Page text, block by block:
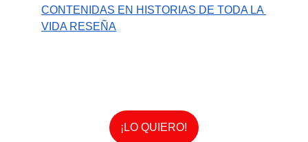
CONTENIDAS EN HISTORIAS DE TODA LA
VIDA RESEÑA
¡LO QUIERO!